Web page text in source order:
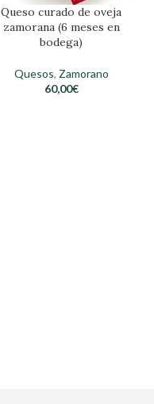
Queso curado de oveja
zamorana (6 meses en
bodega)
Quesos, Zamorano
60,00€